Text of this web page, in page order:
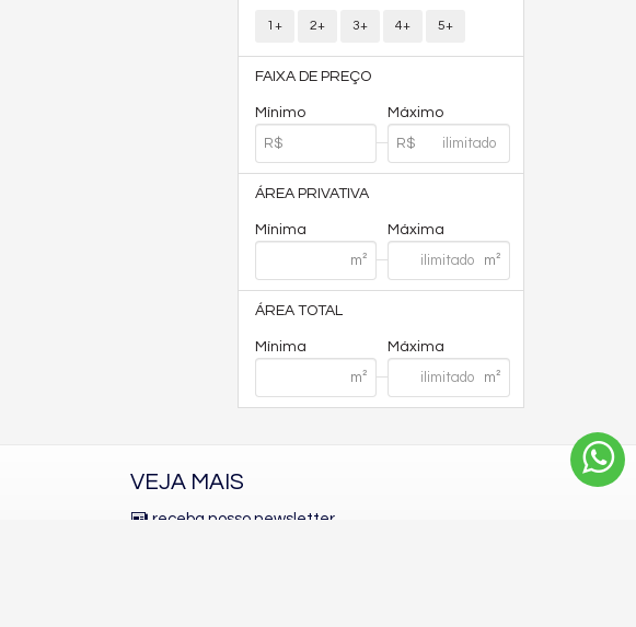
1+ 2+ 3+ 4+ 5+
FAIXA DE PREÇO
Mínimo Máximo
ÁREA PRIVATIVA
Mínima Máxima
ÁREA TOTAL
Mínima Máxima
VEJA MAIS
receba nosso newsletter